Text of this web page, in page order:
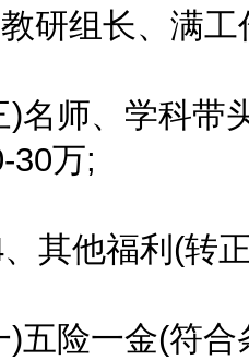
研组长、满
师、学科带头
30万;
他福利(转正
险一金(符合